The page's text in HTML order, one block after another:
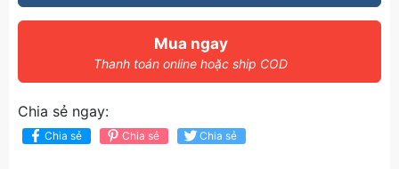
Mua ngay
Thanh toán online hoặc ship COD
Chia sẻ ngay:
Chia sẻ Chia sẻ Chia sẻ